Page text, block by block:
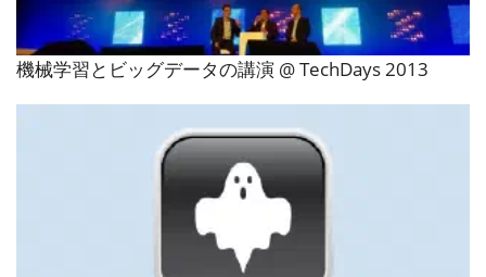
機械学習とビッグデータの講演 @ TechDays 2013